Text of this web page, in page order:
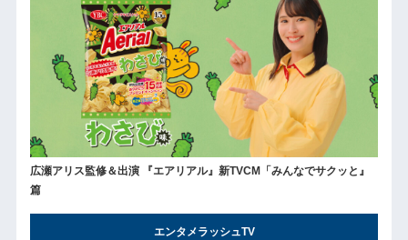
広瀬アリス監修＆出演 『エアリアル』新TVCM「みんなでサクッと』
篇
エンタメラッシュTV